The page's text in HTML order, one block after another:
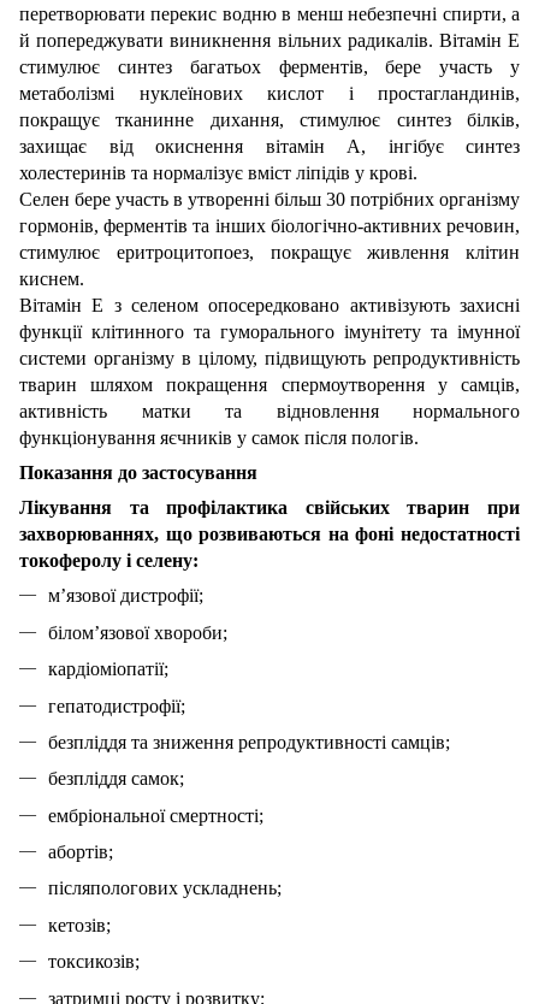
перетворювати перекис водню в менш небезпечні спирти, а
й попереджувати виникнення вільних радикалів. Вітамін Е
стимулює синтез багатьох ферментів, бере участь у
метаболізмі нуклеїнових кислот і простагландинів,
покращує тканинне дихання, стимулює синтез білків,
захищає від окиснення вітамін А, інгібує синтез
холестеринів та нормалізує вміст ліпідів у крові.
Селен бере участь в утворенні більш 30 потрібних організму
гормонів, ферментів та інших біологічно-активних речовин,
стимулює еритроцитопоез, покращує живлення клітин
киснем.
Вітамін Е з селеном опосередковано активізують захисні
функції клітинного та гуморального імунітету та імунної
системи організму в цілому, підвищують репродуктивність
тварин шляхом покращення спермоутворення у самців,
активність матки та відновлення нормального
функціонування яєчників у самок після пологів.
Показання до застосування
Лікування та профілактика свійських тварин при
захворюваннях, що розвиваються на фоні недостатності
токоферолу і селену:
м’язової дистрофії;
білом’язової хвороби;
кардіоміопатії;
гепатодистрофії;
безпліддя та зниження репродуктивності самців;
безпліддя самок;
ембріональної смертності;
абортів;
післяпологових ускладнень;
кетозів;
токсикозів;
затримці росту і розвитку;